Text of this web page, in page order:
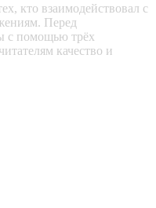
кто взаимодействовал с
Перед
с помощью трёх
качество и